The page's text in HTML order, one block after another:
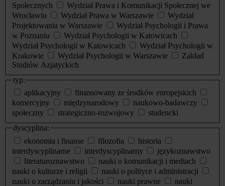
Społecznych
Wydział Prawa i Komunikacji Społecznej we
Wrocławiu
Wydział Prawa w Warszawie
Wydział
Projektowania w Warszawie
Wydział Psychologii i Prawa
w Poznaniu
Wydział Psychologii w Katowicach
Wydział Psychologii w Katowicach
Wydział Psychologii w
Krakowie
Wydział Psychologii w Warszawie
Zakład
Studiów Azjatyckich
typ:
aplikacyjny
finansowany ze środków europejskich
komercyjny
międzynarodowy
naukowo-badawczy
społeczny
strategiczno-rozwojowy
studencki
dyscyplina:
ekonomia i finanse
filozofia
historia
interdyscyplinarne
interdyscyplinarny
językoznawstwo
literaturoznawstwo
nauki o komunikacji i mediach
nauki o kulturze i religii
nauki o polityce i administracji
nauki o zarządzaniu i jakości
nauki prawne
nauki